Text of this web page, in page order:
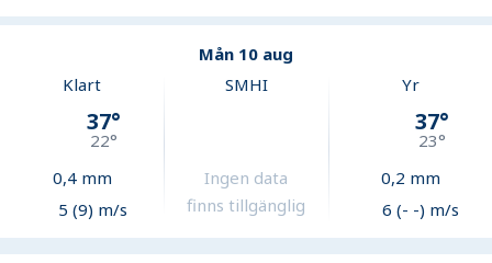
Mån 10 aug
Klart
37°
22°
0,4mm
5 (9) m/s
SMHI
Ingen data
finns tillgänglig
Yr
37°
23°
0,2 mm
6 (- -) m/s